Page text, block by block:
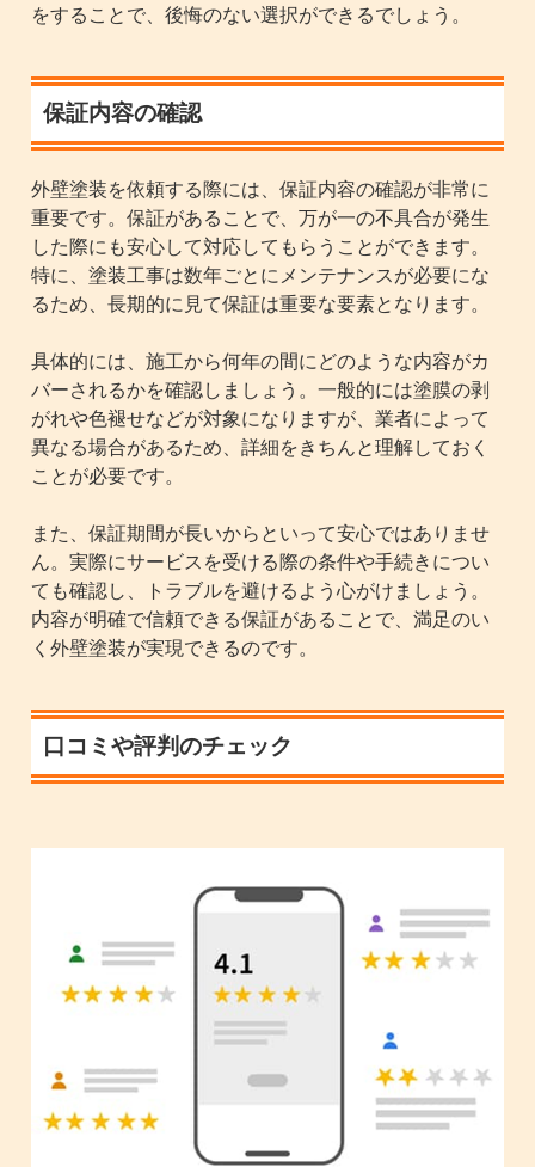
をすることで、後悔のない選択ができるでしょう。
保証内容の確認
外壁塗装を依頼する際には、保証内容の確認が非常に
重要です。保証があることで、万が一の不具合が発生
した際にも安心して対応してもらうことができます。
特に、塗装工事は数年ごとにメンテナンスが必要にな
るため、長期的に見て保証は重要な要素となります。
具体的には、施工から何年の間にどのような内容がカ
バーされるかを確認しましょう。一般的には塗膜の剥
がれや色褪せなどが対象になりますが、業者によって
異なる場合があるため、詳細をきちんと理解しておく
ことが必要です。
また、保証期間が長いからといって安心ではありませ
ん。実際にサービスを受ける際の条件や手続きについ
ても確認し、トラブルを避けるよう心がけましょう。
内容が明確で信頼できる保証があることで、満足のい
く外壁塗装が実現できるのです。
口コミや評判のチェック